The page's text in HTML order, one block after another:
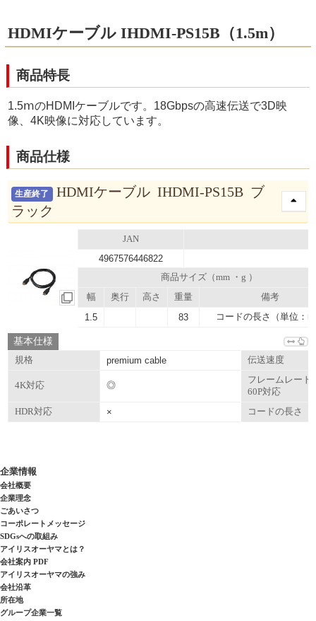
HDMIケーブル IHDMI-PS15B（1.5m）
商品特長
1.5ⅿのHDMIケーブルです。18Gbpsの高速伝送で3D映
像、4K映像に対応しています。
商品仕様
生産終了
HDMIケーブル IHDMI-PS15B ブ
ラック
JAN
4967576446822
商品サイズ（mm ・g ）
幅
奥行 高さ 重量 備考
1.5 83 コードの長さ（単位：
基本仕様
規格 premium cable 伝送速度
4K対応 ◎
フレームレート
60P対応
HDR対応
× コードの長さ
企業情報
会社概要
企業理念
ごあいさつ
コーポレートメッセージ
SDGsへの取組み
アイリスオーヤマとは？
会社案内 PDF
アイリスオーヤマの強み
会社沿革
所在地
グループ企業一覧